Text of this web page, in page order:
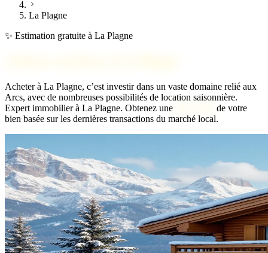
La Plagne
✨ Estimation gratuite à La Plagne
Acheter à La Plagne, c’est investir dans un vaste domaine relié aux
Arcs, avec de nombreuses possibilités de location saisonnière.
Expert immobilier à La Plagne. Obtenez une
de votre
bien basée sur les dernières transactions du marché local.